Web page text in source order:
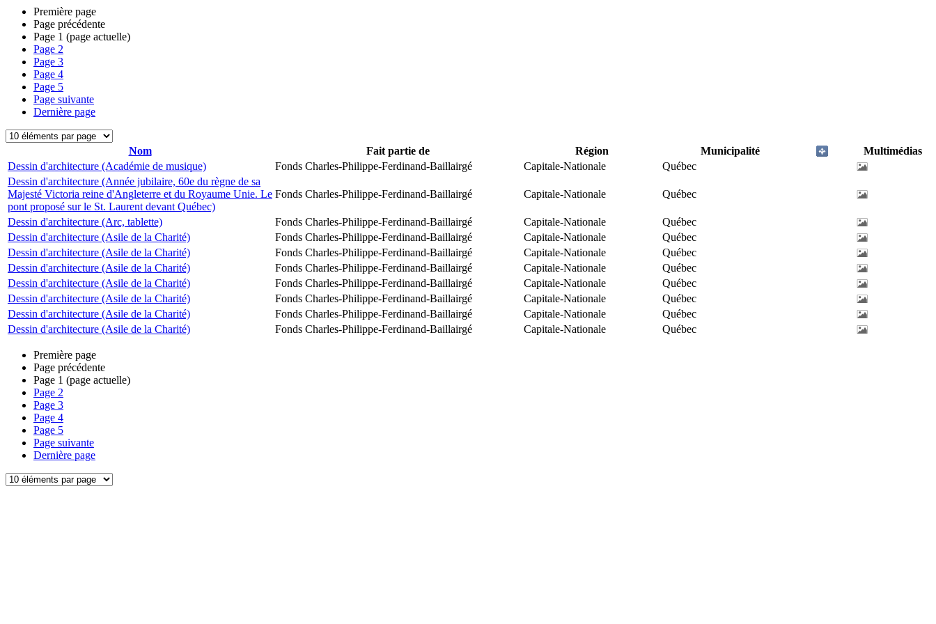
Première page
Page précédente
Page 1 (page actuelle)
Page 2
Page 3
Page 4
Page 5
Page suivante
Dernière page
Nom Fait partie de Région Municipalité
Multimédias
Dessin d'architecture (Académie de musique)
Fonds Charles-Philippe-Ferdinand-Baillairgé Capitale-Nationale
Québec
Dessin d'architecture (Année jubilaire, 60e du règne de sa
Majesté Victoria reine d'Angleterre et du Royaume Unie. Le
pont proposé sur le St. Laurent devant Québec)
Fonds Charles-Philippe-Ferdinand-Baillairgé Capitale-Nationale Québec
Dessin d'architecture (Arc, tablette) Fonds Charles-Philippe-Ferdinand-Baillairgé Capitale-Nationale
Québec
Dessin d'architecture (Asile de la Charité)
Fonds Charles-Philippe-Ferdinand-Baillairgé Capitale-Nationale
Québec
Dessin d'architecture (Asile de la Charité)
Fonds Charles-Philippe-Ferdinand-Baillairgé Capitale-Nationale
Québec
Dessin d'architecture (Asile de la Charité)
Fonds Charles-Philippe-Ferdinand-Baillairgé Capitale-Nationale
Québec
Dessin d'architecture (Asile de la Charité)
Fonds Charles-Philippe-Ferdinand-Baillairgé Capitale-Nationale
Québec
Dessin d'architecture (Asile de la Charité)
Fonds Charles-Philippe-Ferdinand-Baillairgé Capitale-Nationale
Québec
Dessin d'architecture (Asile de la Charité)
Fonds Charles-Philippe-Ferdinand-Baillairgé Capitale-Nationale
Québec
Dessin d'architecture (Asile de la Charité)
Fonds Charles-Philippe-Ferdinand-Baillairgé Capitale-Nationale Québec
Première page
Page précédente
Page 1 (page actuelle)
Page 2
Page 3
Page 4
Page 5
Page suivante
Dernière page